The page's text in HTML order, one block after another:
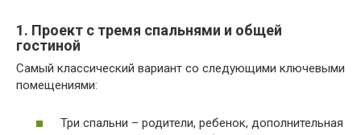
1. Проект с тремя спальнями и общей
гостиной
Самый классический вариант со следующими ключевыми
помещениями:
Три спальни – родители, ребенок, дополнительная